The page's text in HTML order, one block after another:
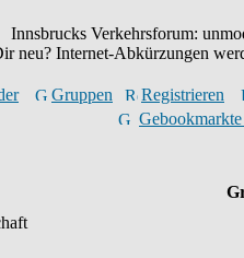
Innsbrucks Verkehrsforum:
neu? Internet-Abkürzungen
Gruppen
Registrieren